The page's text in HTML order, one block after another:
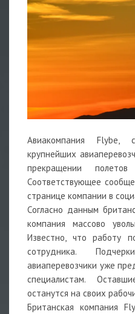
Авиакомпания Flybe,
крупнейших
прекращении
Соответствующее
странице компании в
Согласно данным
компания массово
Известно, что работу
сотрудника.
авиаперевозчики уже
специалистам.
останутся на своих
Британская компания